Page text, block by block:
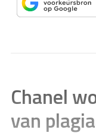
Chanel
van